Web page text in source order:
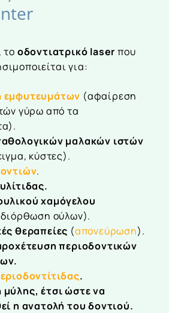
το οδοντιατρικό laser που
για:
(αφαίρεση
γύρω από τα
μαλακών ιστών
κύστες).
.
χαμόγελου
ούλων).
θεραπείες (απονεύρωση).
περιοδοντικών
.
έτσι ώστε να
η ανατολή του δοντιού.